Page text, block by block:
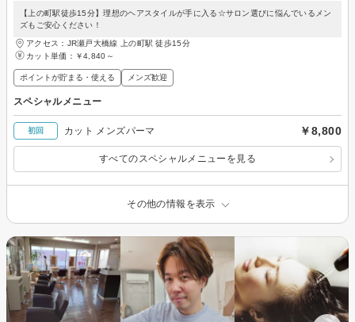
【上の町駅徒歩15分】理想のヘアスタイルが手に入る☆サロン選びに悩んでいるメン
ズもご安心ください！
アクセス：JR瀬戸大橋線 上の町駅 徒歩15分
カット単価： ￥4,840～
ポイントが貯まる・使える メンズ歓迎
スペシャルメニュー
初回 カット メンズパーマ ￥8,800
すべてのスペシャルメニューを見る
その他の情報を表示